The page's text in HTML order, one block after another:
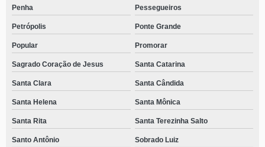
Penha Pessegueiros
Petrópolis Ponte Grande
Popular Promorar
Sagrado Coração de Jesus Santa Catarina
Santa Clara Santa Cândida
Santa Helena Santa Mônica
Santa Rita Santa Terezinha Salto
Santo Antônio Sobrado Luiz